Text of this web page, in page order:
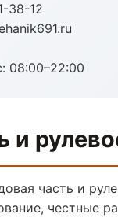
38-12
08:00–22:00
и
часть и
честные